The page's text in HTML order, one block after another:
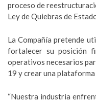
proceso de
Ley de Quiebras de
La Compañía pretende
fortalecer su posición
operativos necesarios
19 y crear una
“Nuestra industria